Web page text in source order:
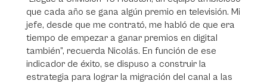
que cada año se gana algún premio en televisión. Mi
jefe, desde que me contrató, me habló de que era
tiempo de empezar a ganar premios en digital
también”, recuerda Nicolás. En función de ese
indicador de éxito, se dispuso a construir la
estrategia para lograr la migración del canal a las